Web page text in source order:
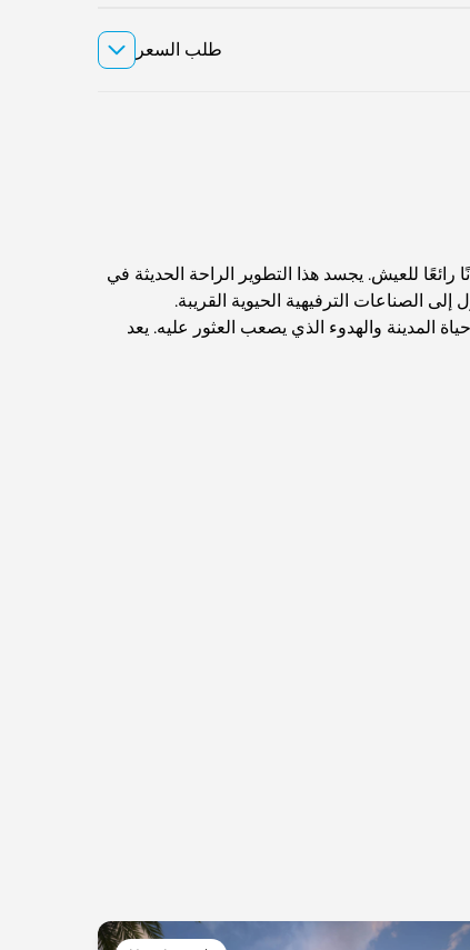
طلب السعر
للعيش. يجسد هذا التطوير الراحة الحديثة في
الصناعات الترفيهية الحيوية القريبة.
المدينة والهدوء الذي يصعب العثور عليه. يعد